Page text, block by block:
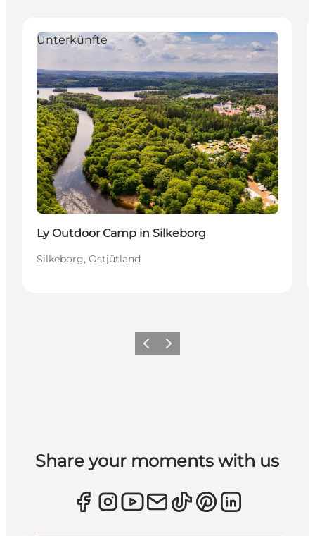
Unterkünfte
Ly Outdoor Camp in Silkeborg
Silkeborg, Ostjütland
ZurückWeiter
Share your moments with us